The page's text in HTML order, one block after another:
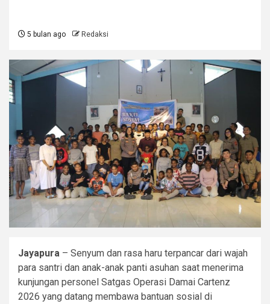
5 bulan ago Redaksi
Jayapura – Senyum dan rasa haru terpancar dari wajah
para santri dan anak-anak panti asuhan saat menerima
kunjungan personel Satgas Operasi Damai Cartenz
2026 yang datang membawa bantuan sosial di